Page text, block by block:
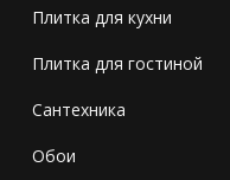
Плитка для кухни
Плитка для гостиной
Сантехника
Обои